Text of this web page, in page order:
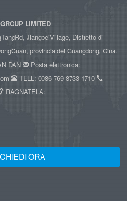
LIMITED
JiangbeiVillage, Distretto di
provincia del Guangdong, Cina.
DAN
Posta elettronica:
TELL: 0086-769-8733-1710
RAGNATELA:
ORA